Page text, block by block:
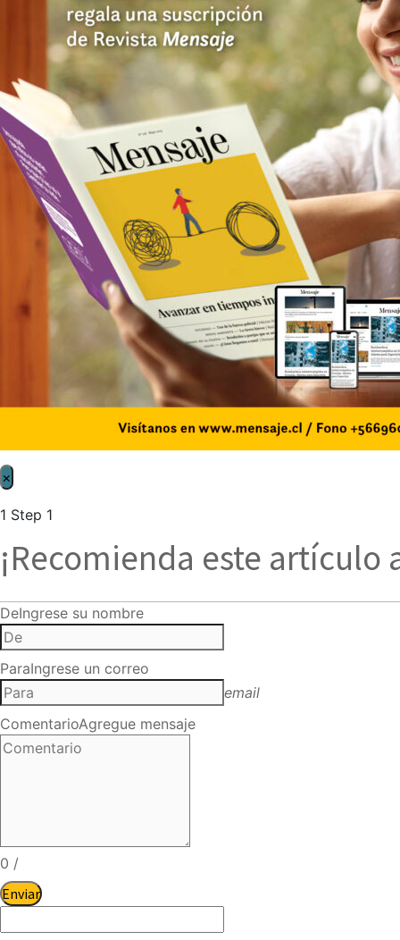
×
1 Step 1
¡Recomienda este artículo
DeIngrese su nombre
ParaIngrese un correo
email
ComentarioAgregue mensaje
0 /
Enviar